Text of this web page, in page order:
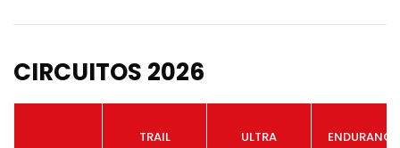
CIRCUITOS 2026
TRAIL ULTRA ENDURANCE